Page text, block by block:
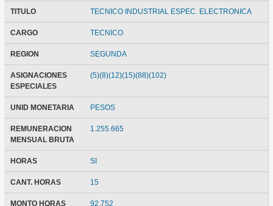
TITULO TECNICO INDUSTRIAL ESPEC. ELECTRONICA
CARGO TECNICO
REGION SEGUNDA
ASIGNACIONES
ESPECIALES
(5)(8)(12)(15)(88)(102)
UNID MONETARIA PESOS
REMUNERACION
MENSUAL BRUTA
1.255.665
HORAS SI
CANT. HORAS 15
MONTO HORAS
92.752